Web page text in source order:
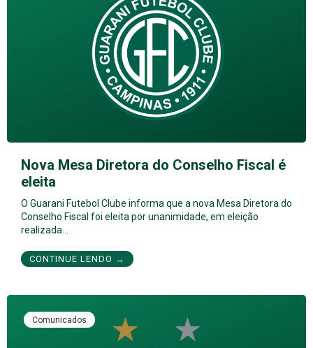
Nova Mesa Diretora do Conselho Fiscal é
eleita
O Guarani Futebol Clube informa que a nova Mesa Diretora do
Conselho Fiscal foi eleita por unanimidade, em eleição
realizada…
CONTINUE LENDO →
Comunicados